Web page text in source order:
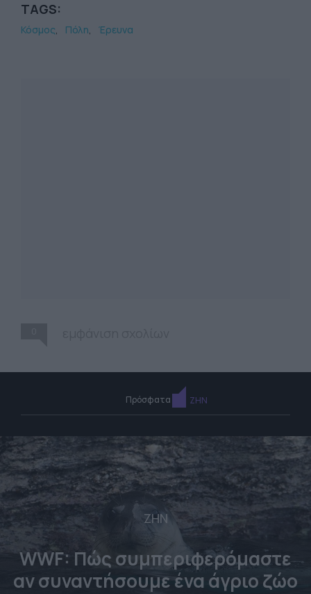
TAGS:
Κόσμος Πόλη Έρευνα
Πρόσφατα ΖΗΝ
ΖΗΝ
WWF: Πώς συμπεριφερόμαστε
αν συναντήσουμε ένα άγριο ζώο